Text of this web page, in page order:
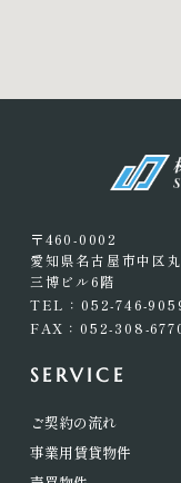
〒460-0002
愛知県名古屋市中区
三博ビル6階
TEL：052-746-
FAX：052-308-
SERVICE
ご契約の流れ
事業用賃貸物件